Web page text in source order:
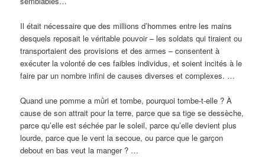
Il était nécessaire que des millions d’hommes entre les mains
desquels reposait le véritable pouvoir – les soldats qui tiraient ou
transportaient des provisions et des armes – consentent à
exécuter la volonté de ces faibles individus, et soient incités à le
faire par un nombre infini de causes diverses et complexes. …
Quand une pomme a mûri et tombe, pourquoi tombe-t-elle ? À
cause de son attrait pour la terre, parce que sa tige se dessèche,
parce qu’elle est séchée par le soleil, parce qu’elle devient plus
lourde, parce que le vent la secoue, ou parce que le garçon
debout en bas veut la manger ? …